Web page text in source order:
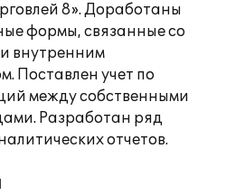
8». Доработаны
формы, связанные со
внутренним
Поставлен учет по
между собственными
Разработан ряд
отчетов.